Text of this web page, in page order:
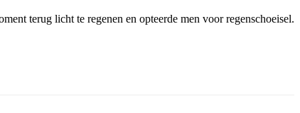
terug licht te regenen en opteerde men voor regenschoeisel.